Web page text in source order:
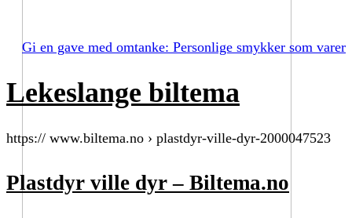
Gi en gave med omtanke: Personlige smykker som varer
Lekeslange biltema
https:// www.biltema.no › plastdyr-ville-dyr-2000047523
Plastdyr ville dyr – Biltema.no